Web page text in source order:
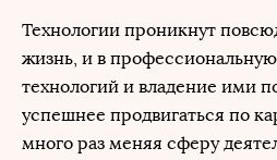
Технологии проникнут
жизнь, и в
технологий и владение ими
успешнее продвигаться по
много раз меняя сферу